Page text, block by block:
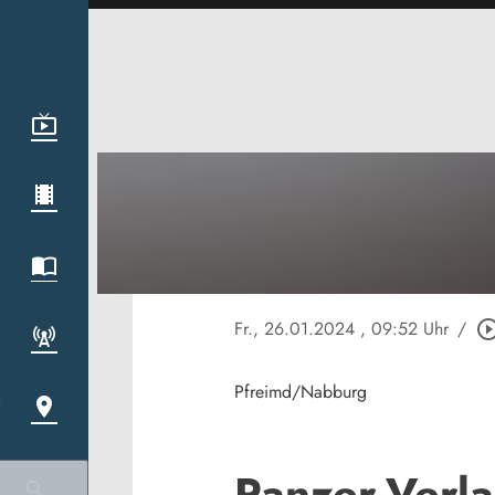
Fr., 26.01.2024 , 09:52 Uhr /
Pfreimd/Nabburg